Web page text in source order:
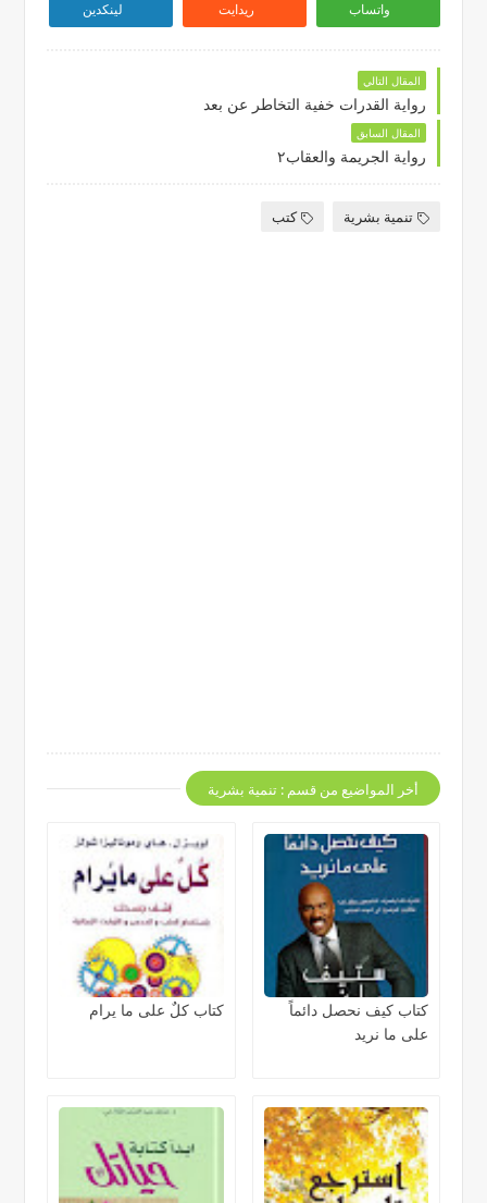
واتساب ريدايت لينكدين
المقال التالي
رواية القدرات خفية التخاطر عن بعد
المقال السابق
رواية الجريمة والعقاب٢
تنمية بشرية كتب
أخر المواضيع من قسم : تنمية بشرية
كتاب كيف نحصل دائماً
على ما نريد
كتاب كلٌ على ما يرام